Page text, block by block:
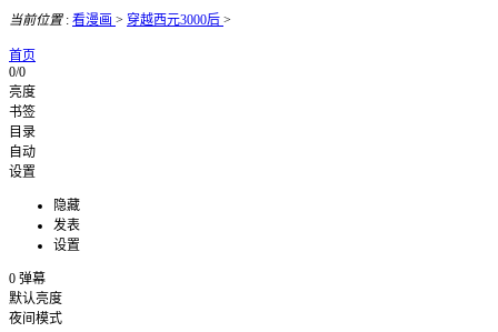
当前位置: 看漫画 > 穿越西元3000后 >
首页
0/0
亮度
书签
目录
自动
设置
隐藏
发表
设置
0 弹幕
默认亮度
夜间模式